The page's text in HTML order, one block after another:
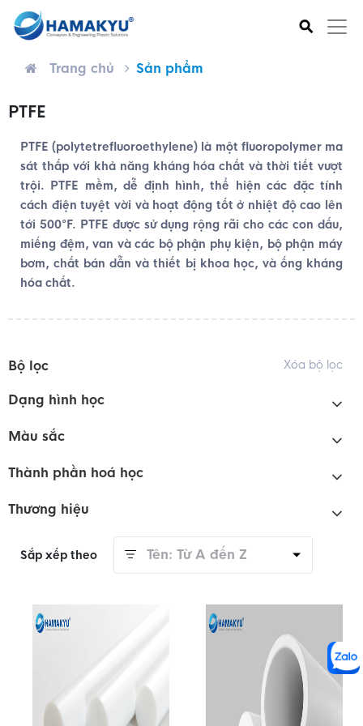
⚲
Trang chủ Sản phẩm
PTFE
PTFE (polytetrefluoroethylene) là một fluoropolymer ma
sát thấp với khả năng kháng hóa chất và thời tiết vượt
trội. PTFE mềm, dễ định hình, thể hiện các đặc tính
cách điện tuyệt vời và hoạt động tốt ở nhiệt độ cao lên
tới 500°F. PTFE được sử dụng rộng rãi cho các con dấu,
miếng đệm, van và các bộ phận phụ kiện, bộ phận máy
bơm, chất bán dẫn và thiết bị khoa học, và ống kháng
hóa chất.
Bộ lọc Xóa bộ lọc
Dạng hình học
Màu sắc
Thành phần hoá học
Thương hiệu
Sắp xếp theo Tên: Từ A đến Z